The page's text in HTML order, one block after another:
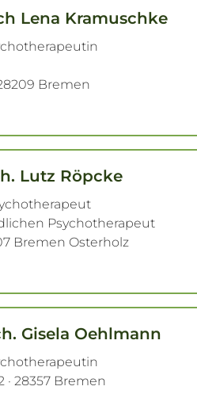
Lena Kramuschke
Bremen
Lutz Röpcke
Psychotherapeut
Bremen Osterholz
Gisela Oehlmann
· 28357 Bremen